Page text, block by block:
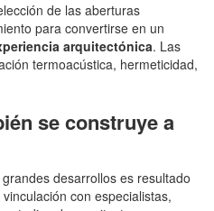
de las aberturas
para convertirse en un
arquitectónica. Las
termoacústica, hermeticidad,
se construye a
desarrollos es resultado
con especialistas,